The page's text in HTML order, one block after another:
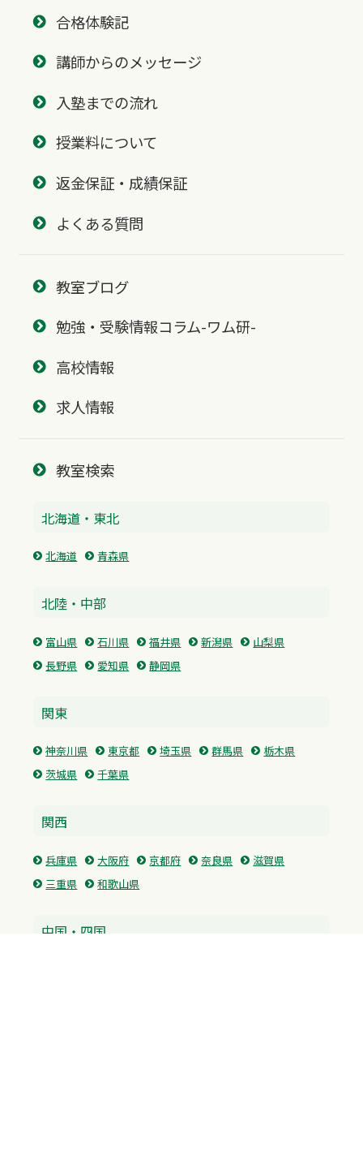
合格体験記
講師からのメッセージ
入塾までの流れ
授業料について
返金保証・成績保証
よくある質問
教室ブログ
勉強・受験情報コラム-ワム研-
高校情報
求人情報
教室検索
北海道・東北
北海道 青森県
北陸・中部
富山県 石川県 福井県 新潟県
山梨県
長野県
愛知県 静岡県
関東
神奈川県 東京都 埼玉県 群馬県
栃木県
茨城県
千葉県
関西
兵庫県 大阪府 京都府 奈良県
滋賀県
三重県
和歌山県
中国・四国